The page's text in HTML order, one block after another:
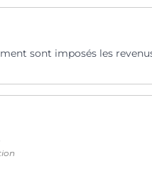
sont imposés les